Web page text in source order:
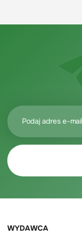
WYDAWCA